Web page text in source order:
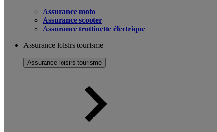
Assurance moto
Assurance scooter
Assurance trottinette électrique
Assurance loisirs tourisme
Assurance loisirs tourisme